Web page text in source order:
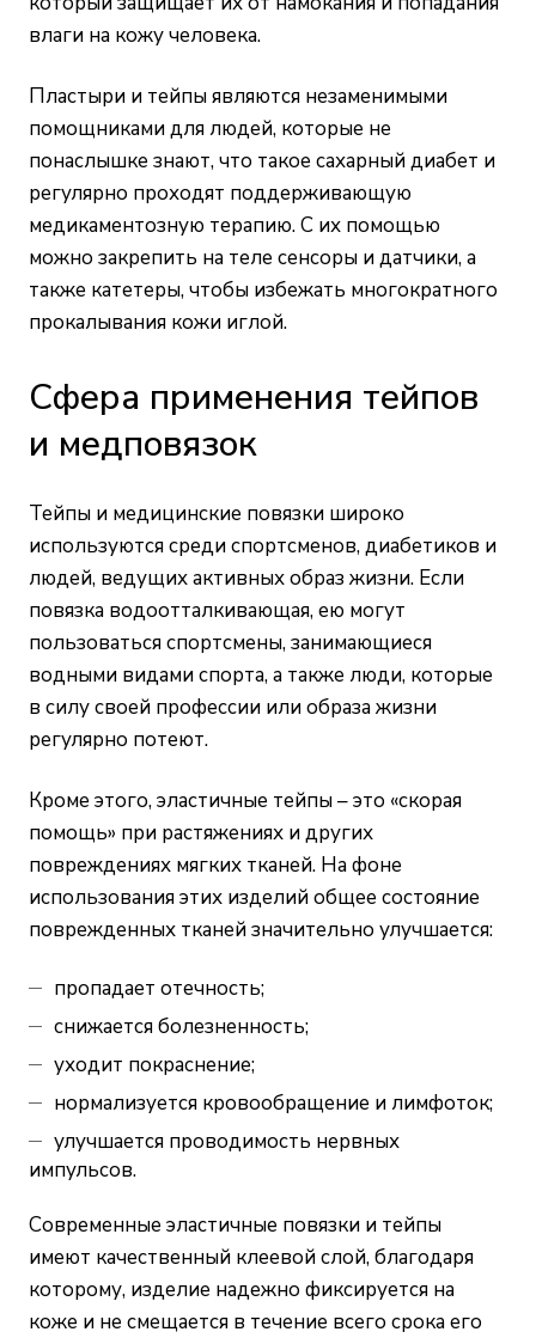
влаги на кожу человека.
Пластыри и тейпы являются незаменимыми
помощниками для людей, которые не
понаслышке знают, что такое сахарный диабет и
регулярно проходят поддерживающую
медикаментозную терапию. С их помощью
можно закрепить на теле сенсоры и датчики, а
также катетеры, чтобы избежать многократного
прокалывания кожи иглой.
Сфера применения тейпов
и медповязок
Тейпы и медицинские повязки широко
используются среди спортсменов, диабетиков и
людей, ведущих активных образ жизни. Если
повязка водоотталкивающая, ею могут
пользоваться спортсмены, занимающиеся
водными видами спорта, а также люди, которые
в силу своей профессии или образа жизни
регулярно потеют.
Кроме этого, эластичные тейпы – это «скорая
помощь» при растяжениях и других
повреждениях мягких тканей. На фоне
использования этих изделий общее состояние
поврежденных тканей значительно улучшается:
пропадает отечность;
снижается болезненность;
уходит покраснение;
нормализуется кровообращение и лимфоток;
улучшается проводимость нервных
импульсов.
Современные эластичные повязки и тейпы
имеют качественный клеевой слой, благодаря
которому, изделие надежно фиксируется на
коже и не смещается в течение всего срока его